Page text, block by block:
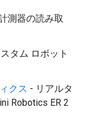
測器の読み取
タム ロボット
クス - リアルタ
Robotics ER 2